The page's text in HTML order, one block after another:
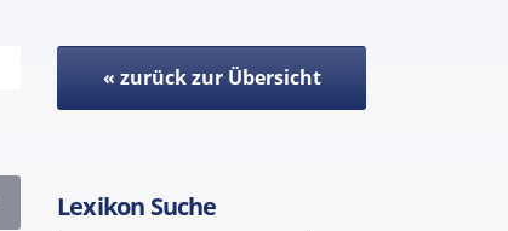
« zurück zur Übersicht
Lexikon Suche